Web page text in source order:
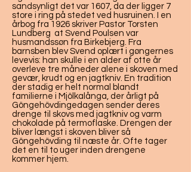
sandsynligt det var 1607, da der ligger 7
store i ring på stedet ved husruinen. I en
årbog fra 1926 skriver Pastor Torsten
Lundberg at Svend Poulsen var
husmandssøn fra Birkebjerg. Fra
barnsben blev Svend oplært i gøngernes
levevis: han skulle i en alder af otte år
overleve tre måneder alene i skoven med
gevær, krudt og en jagtkniv. En tradition
der stadig er helt normal blandt
familierne i Mjölkalånga, der årligt på
Göngehövdingedagen sender deres
drenge til skovs med jagtkniv og varm
chokolade på termoflaske. Drengen der
bliver længst i skoven bliver så
Göngehövding til næste år. Ofte tager
det en til to uger inden drengene
kommer hjem.